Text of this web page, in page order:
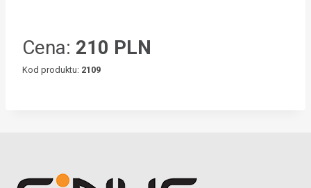
Cena: 210 PLN
Kod produktu: 2109